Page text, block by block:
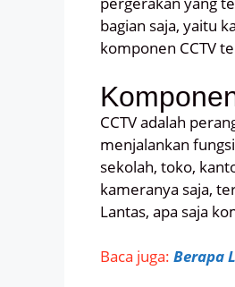
bagian saja, yaitu
komponen CCTV
CCTV adalah
menjalankan
sekolah, toko,
kameranya saja,
Lantas, apa saja
Baca juga: Berapa